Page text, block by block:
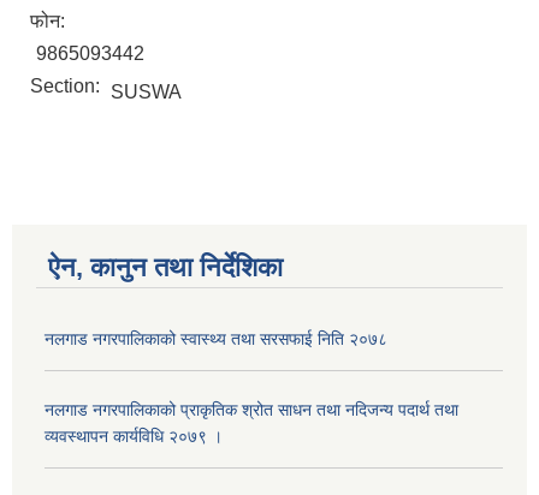
फोन:
9865093442
Section:
SUSWA
ऐन, कानुन तथा निर्देशिका
नलगाड नगरपालिकाको स्वास्थ्य तथा सरसफाई निति २०७८
नलगाड नगरपालिकाको प्राकृतिक श्रोत साधन तथा नदिजन्य पदार्थ तथा
व्यवस्थापन कार्यविधि २०७९ ।